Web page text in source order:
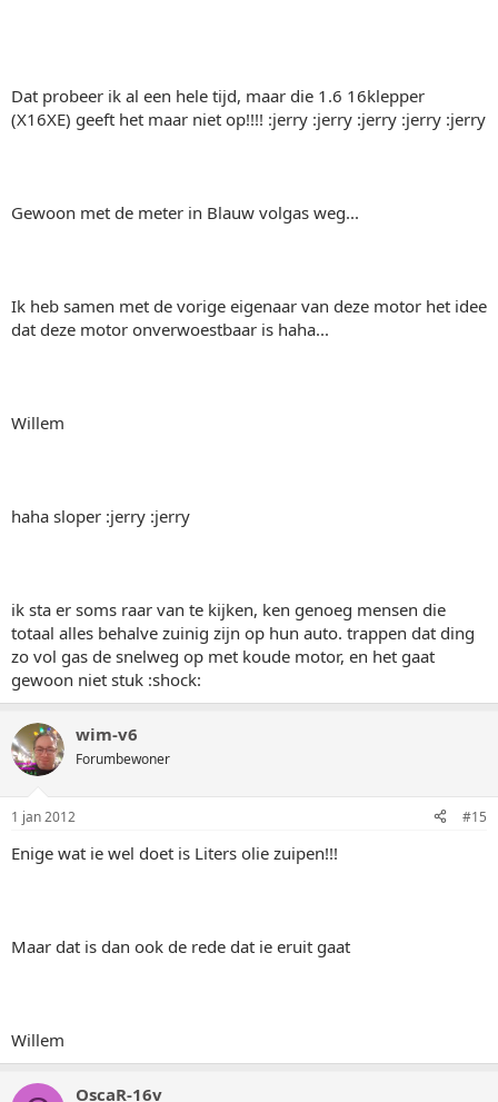
Dat probeer ik al een hele tijd, maar die 1.6 16klepper
(X16XE) geeft het maar niet op!!!! :jerry :jerry :jerry :jerry :jerry
Gewoon met de meter in Blauw volgas weg...
Ik heb samen met de vorige eigenaar van deze motor het idee
dat deze motor onverwoestbaar is haha...
Willem
haha sloper :jerry :jerry
ik sta er soms raar van te kijken, ken genoeg mensen die
totaal alles behalve zuinig zijn op hun auto. trappen dat ding
zo vol gas de snelweg op met koude motor, en het gaat
gewoon niet stuk :shock:
wim-v6
Forumbewoner
1 jan 2012 #15
Enige wat ie wel doet is Liters olie zuipen!!!
Maar dat is dan ook de rede dat ie eruit gaat
Willem
OscaR-16v